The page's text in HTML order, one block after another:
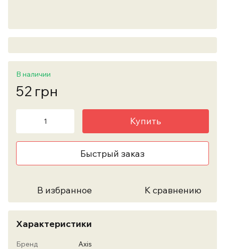
В наличии
52 грн
Купить
Быстрый заказ
В избранное К сравнению
Характеристики
Бренд
Axis